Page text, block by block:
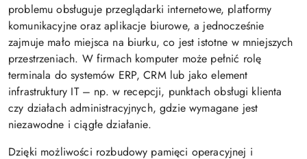
problemu obsługuje przeglądarki internetowe, platformy
komunikacyjne oraz aplikacje biurowe, a jednocześnie
zajmuje mało miejsca na biurku, co jest istotne w mniejszych
przestrzeniach. W firmach komputer może pełnić rolę
terminala do systemów ERP, CRM lub jako element
infrastruktury IT – np. w recepcji, punktach obsługi klienta
czy działach administracyjnych, gdzie wymagane jest
niezawodne i ciągłe działanie.
Dzięki możliwości rozbudowy pamięci operacyjnej i